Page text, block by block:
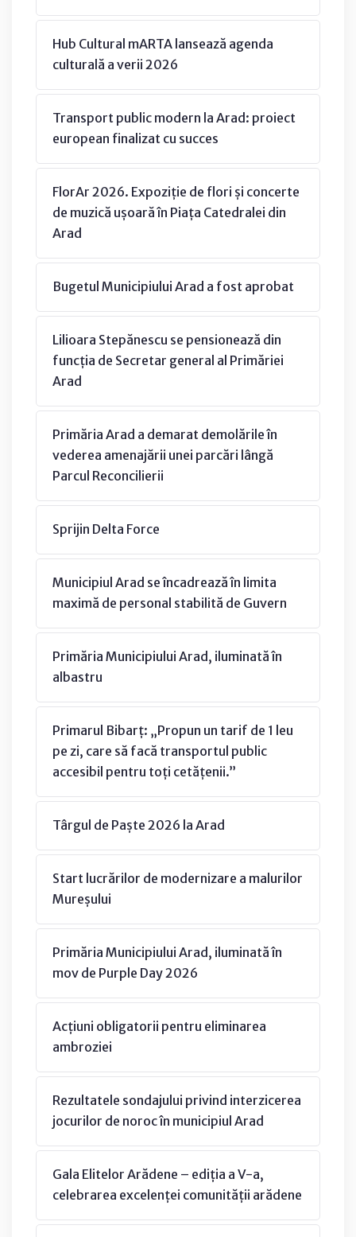
Hub Cultural mARTA lansează agenda
culturală a verii 2026
Transport public modern la Arad: proiect
european finalizat cu succes
FlorAr 2026. Expoziție de flori și concerte
de muzică ușoară în Piața Catedralei din
Arad
Bugetul Municipiului Arad a fost aprobat
Lilioara Stepănescu se pensionează din
funcția de Secretar general al Primăriei
Arad
Primăria Arad a demarat demolările în
vederea amenajării unei parcări lângă
Parcul Reconcilierii
Sprijin Delta Force
Municipiul Arad se încadrează în limita
maximă de personal stabilită de Guvern
Primăria Municipiului Arad, iluminată în
albastru
Primarul Bibarț: „Propun un tarif de 1 leu
pe zi, care să facă transportul public
accesibil pentru toți cetățenii.”
Târgul de Paște 2026 la Arad
Start lucrărilor de modernizare a malurilor
Mureșului
Primăria Municipiului Arad, iluminată în
mov de Purple Day 2026
Acțiuni obligatorii pentru eliminarea
ambroziei
Rezultatele sondajului privind interzicerea
jocurilor de noroc în municipiul Arad
Gala Elitelor Arădene – ediția a V-a,
celebrarea excelenței comunității arădene